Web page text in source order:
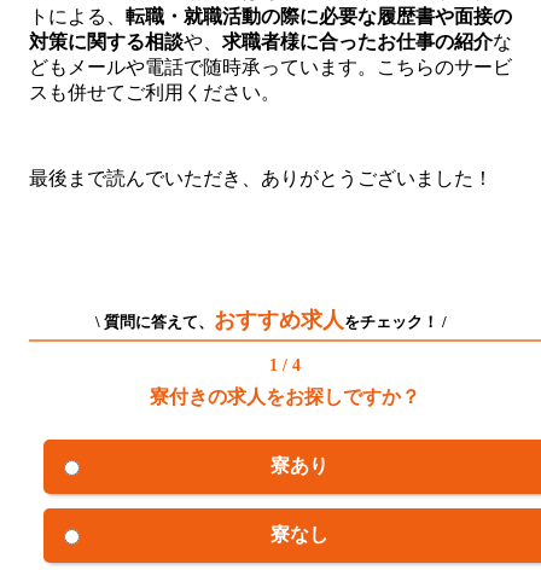
トによる、 転職・就職活動の際に必要な履歴書や面接の
対策に関する相談や、 求職者様に合ったお仕事の紹介な
どもメールや電話で随時承っています。こちらのサービ
スも併せてご利用ください。
最後まで読んでいただき、ありがとうございました！
\ 質問に答えて、 おすすめ求人 をチェック！ /
1 / 4
寮付きの求人をお探しですか？
寮あり
寮なし